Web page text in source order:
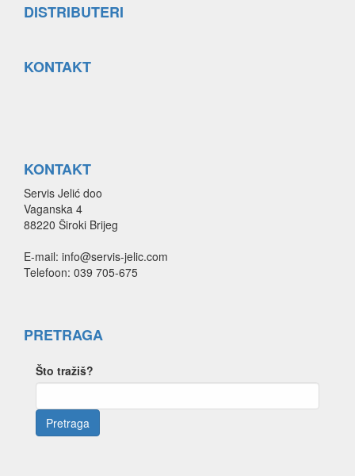
DISTRIBUTERI
KONTAKT
KONTAKT
Servis Jelić doo
Vaganska 4
88220 Široki Brijeg
E-mail: info@servis-jelic.com
Telefoon: 039 705-675
PRETRAGA
Što tražiš?